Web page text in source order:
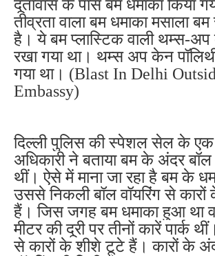
दूतावास के पास बम धमाका किया
तीव्रता वाला बम धमाका मसाला
है। ये बम प्लास्टिक वाली थम्स-
रखा गया था। थम्स अप केन
गया था। (Blast In Delhi
Embassy)
दिल्ली पुलिस की स्पेशल सेल के एक
अधिकारी ने बताया बम के अंदर बॉल
थीं। ऐसे में माना जा रहा है बम के
उससे निकली बॉल वॉयरिंग से
हैं। जिस जगह बम धमाका हुआ था
मीटर की दूरी पर तीनों कारें पार्क
से कारों के शीशे टूटे हैं। कारों के